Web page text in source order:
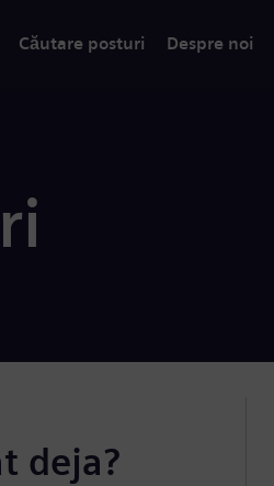
Căutare posturi Despre noi
deja?